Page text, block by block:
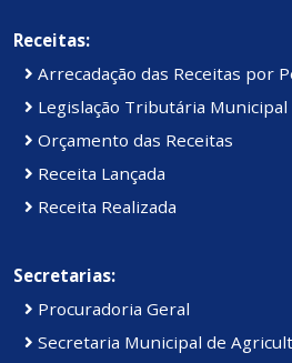
Receitas:
Arrecadação das Receitas por
Legislação Tributária Municipal
Orçamento das Receitas
Receita Lançada
Receita Realizada
Secretarias:
Procuradoria Geral
Secretaria Municipal de